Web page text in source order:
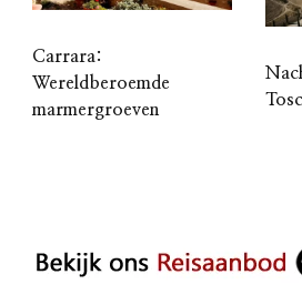
Carrara:
Wereldberoemde
marmergroeven